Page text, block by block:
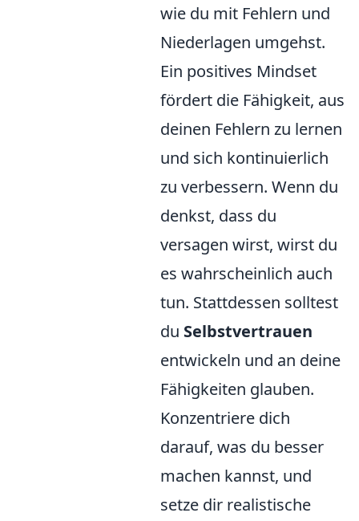
wie du mit Fehlern und
Niederlagen umgehst.
Ein positives Mindset
fördert die Fähigkeit, aus
deinen Fehlern zu lernen
und sich kontinuierlich
zu verbessern. Wenn du
denkst, dass du
versagen wirst, wirst du
es wahrscheinlich auch
tun. Stattdessen solltest
du Selbstvertrauen
entwickeln und an deine
Fähigkeiten glauben.
Konzentriere dich
darauf, was du besser
machen kannst, und
setze dir realistische